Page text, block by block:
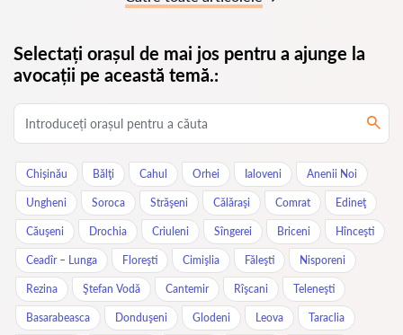
Selectați orașul de mai jos pentru a ajunge la
avocații pe această temă.:
Chișinău Bălţi Cahul Orhei Ialoveni Anenii Noi
Ungheni Soroca Străşeni Călăraşi Comrat Edineţ
Căuşeni Drochia Criuleni Sîngerei Briceni Hînceşti
Ceadîr – Lunga Floreşti Cimişlia Făleşti Nisporeni
Rezina Ştefan Vodă Cantemir Rîşcani Teleneşti
Basarabeasca Donduşeni Glodeni Leova Taraclia